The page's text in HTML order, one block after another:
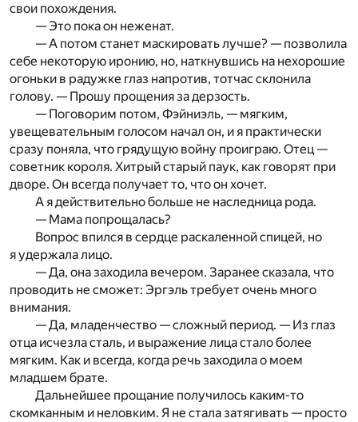
свои похождения.
— Это пока он неженат.
— А потом станет маскировать лучше? — позволила
себе некоторую иронию, но, наткнувшись на нехорошие
огоньки в радужке глаз напротив, тотчас склонила
голову. — Прошу прощения за дерзость.
— Поговорим потом, Фэйниэль, — мягким,
увещевательным голосом начал он, и я практически
сразу поняла, что грядущую войну проиграю. Отец —
советник короля. Хитрый старый паук, как говорят при
дворе. Он всегда получает то, что он хочет.
А я действительно больше не наследница рода.
— Мама попрощалась?
Вопрос впился в сердце раскаленной спицей, но
я удержала лицо.
— Да, она заходила вечером. Заранее сказала, что
проводить не сможет: Эргэль требует очень много
внимания.
— Да, младенчество — сложный период. — Из глаз
отца исчезла сталь, и выражение лица стало более
мягким. Как и всегда, когда речь заходила о моем
младшем брате.
Дальнейшее прощание получилось каким-то
скомканным и неловким. Я не стала затягивать — просто